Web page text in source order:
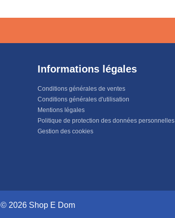
Informations légales
Conditions générales de ventes
Conditions générales d'utilisation
Mentions légales
Politique de protection des données personnelles
Gestion des cookies
© 2026 Shop E Dom